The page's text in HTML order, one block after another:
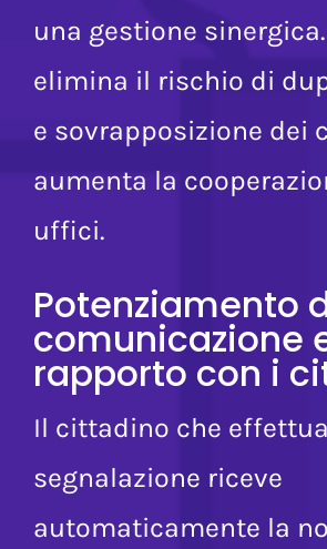
altri uffici laddove è
una gestione
elimina il rischio di
e sovrapposizione dei
aumenta la
Potenziamento
comunicazione
rapporto con i
Il cittadino che effettua
segnalazione riceve